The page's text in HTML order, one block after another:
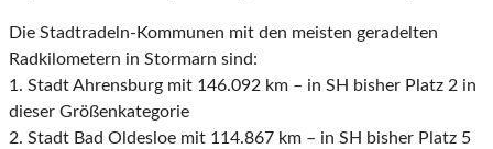
Die Stadtradeln-Kommunen mit den meisten geradelten
Radkilometern in Stormarn sind:
1. Stadt Ahrensburg mit 146.092 km – in SH bisher Platz 2 in
dieser Größenkategorie
2. Stadt Bad Oldesloe mit 114.867 km – in SH bisher Platz 5